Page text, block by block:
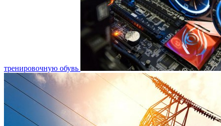
тренировочную обувь